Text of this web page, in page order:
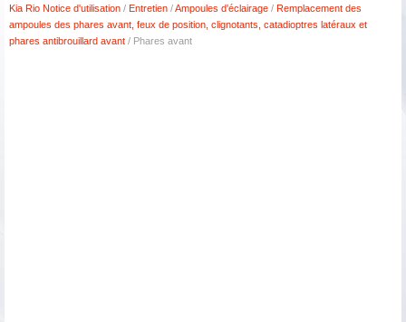
Kia Rio Notice d'utilisation / Entretien /Ampoules d'éclairage / Remplacement des
ampoules des phares avant, feux de position, clignotants, catadioptres latéraux et
phares antibrouillard avant / Phares avant